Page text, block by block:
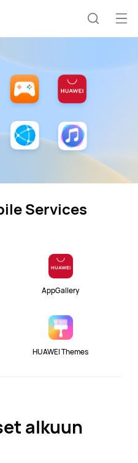
Etsi
Services
AppGallery
HUAWEI Themes
alkuun